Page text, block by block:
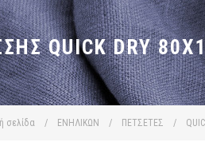
σελίδα / ΕΝΗΛΙΚΩΝ / ΠΕΤΣΕΤΕΣ /
QUICK DRY